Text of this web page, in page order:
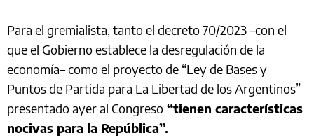
Para el gremialista, tanto el decreto 70/2023 –con el
que el Gobierno establece la desregulación de la
economía– como el proyecto de “Ley de Bases y
Puntos de Partida para La Libertad de los Argentinos”
presentado ayer al Congreso “tienen características
nocivas para la República”.